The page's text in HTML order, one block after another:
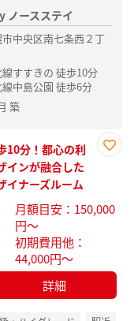
ノースステイ
中央区南七条西２丁
すすきの 徒歩10分
中島公園 徒歩6分
築
録
10分！都心の利
インが融合した
イナーズルーム
月額目安：150,000
円～
初期費用他：
44,000円～
詳細